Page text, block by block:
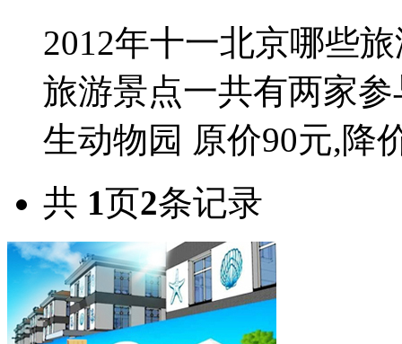
2012年十一北京哪些
旅游景点一共有两家
生动物园 原价90元,降
共 1页2条记录